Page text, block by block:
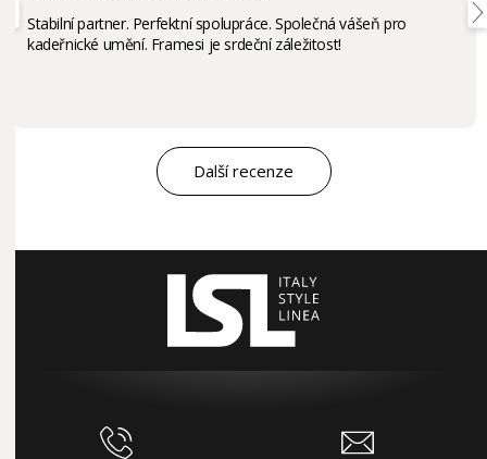
Stabilní partner. Perfektní spolupráce. Společná vášeň pro
kadeřnické umění. Framesi je srdeční záležitost!
Další recenze